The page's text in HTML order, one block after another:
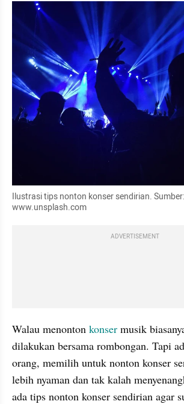
Ilustrasi tips nonton konser sendirian. Sumber:
www.unsplash.com
ADVERTISEMENT
Walau menonton konser musik
dilakukan bersama rombongan. Tapi
orang, memilih untuk nonton konser
lebih nyaman dan tak kalah
ada tips nonton konser sendirian agar